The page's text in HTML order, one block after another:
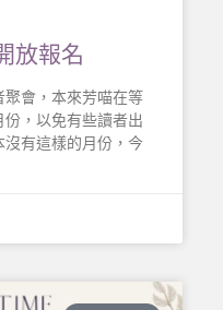
放報名
聚會，本來芳喵在等
，以免有些讀者出
沒有這樣的月份，今